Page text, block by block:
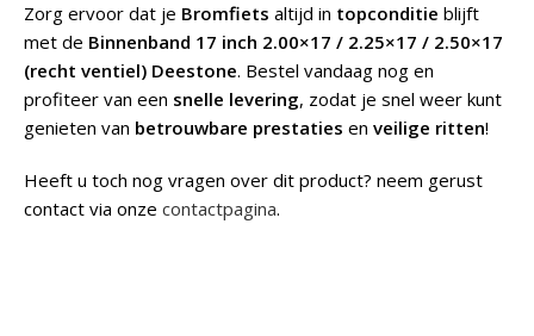
Zorg ervoor dat je Bromfiets altijd in topconditie blijft
met de Binnenband 17 inch 2.00×17 / 2.25×17 / 2.50×17
(recht ventiel) Deestone. Bestel vandaag nog en
profiteer van een snelle levering, zodat je snel weer kunt
genieten van betrouwbare prestaties en veilige ritten!
Heeft u toch nog vragen over dit product? neem gerust
contact via onze contactpagina.